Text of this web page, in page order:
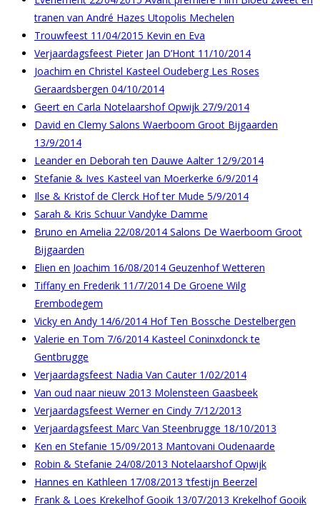
tranen van André Hazes Utopolis Mechelen
Trouwfeest 11/04/2015 Kevin en Eva
Verjaardagsfeest Pieter Jan D’Hont 11/10/2014
Joachim en Christel Kasteel Oudeberg Les Roses
Geraardsbergen 04/10/2014
Geert en Carla Notelaarshof Opwijk 27/9/2014
David en Clemy Salons Waerboom Groot Bijgaarden
13/9/2014
Leander en Deborah ten Dauwe Aalter 12/9/2014
Stefanie & Ives Kasteel van Moerkerke 6/9/2014
Ilse & Kristof de Clerck Hof ter Mude 5/9/2014
Sarah & Kris Schuur Vandyke Damme
Bruno en Amelia 22/08/2014 Salons De Waerboom Groot
Bijgaarden
Elien en Joachim 16/08/2014 Geuzenhof Wetteren
Tiffany en Frederik 11/7/2014 De Groene Wilg
Erembodegem
Vicky en Andy 14/6/2014 Hof Ten Bossche Destelbergen
Valerie en Tom 7/6/2014 Kasteel Coninxdonck te
Gentbrugge
Verjaardagsfeest Nadia Van Cauter 1/02/2014
Van oud naar nieuw 2013 Molensteen Gaasbeek
Verjaardagsfeest Werner en Cindy 7/12/2013
Verjaardagsfeest Marc Van Steenbrugge 18/10/2013
Ken en Stefanie 15/09/2013 Mantovani Oudenaarde
Robin & Stefanie 24/08/2013 Notelaarshof Opwijk
Hannes en Kathleen 17/08/2013 ‘tfestijn Beerzel
Frank & Loes Krekelhof Gooik 13/07/2013 Krekelhof Gooik